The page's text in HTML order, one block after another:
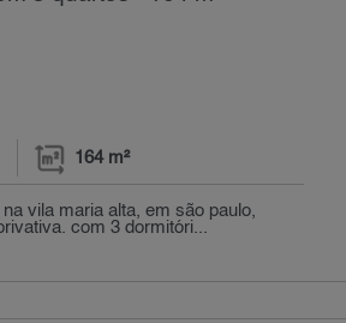
164 m²
vila maria alta, em são paulo,
com 3 dormitóri...